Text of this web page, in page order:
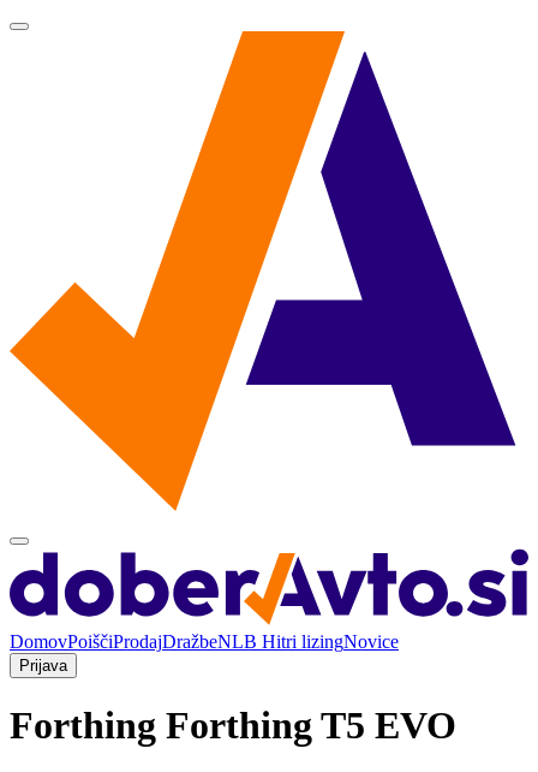
DomovPoiščiProdajDražbeNLB Hitri lizingNovice
Prijava
Forthing Forthing T5 EVO